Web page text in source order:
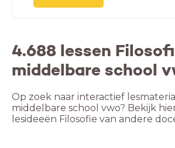
4.688 lessen
middelbare school
Op zoek naar interactief
middelbare school vwo? Bekijk
lesideeën Filosofie van andere